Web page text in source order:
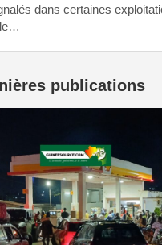
dans certaines
le…
publications